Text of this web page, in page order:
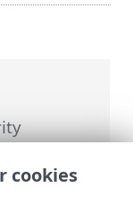
>cookies